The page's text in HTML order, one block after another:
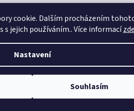
cookie. Dalším procházením
s jejich používáním.. Více informací
Nastavení
Souhlasím